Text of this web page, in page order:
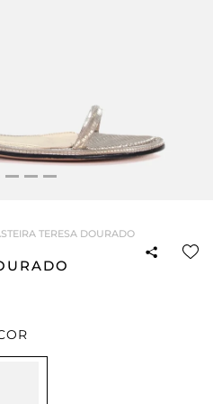
TERESA DOURADO